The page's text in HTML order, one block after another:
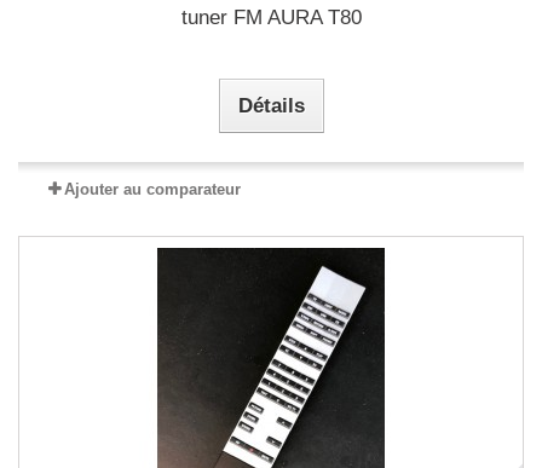
tuner FM AURA T80
Détails
Ajouter au comparateur